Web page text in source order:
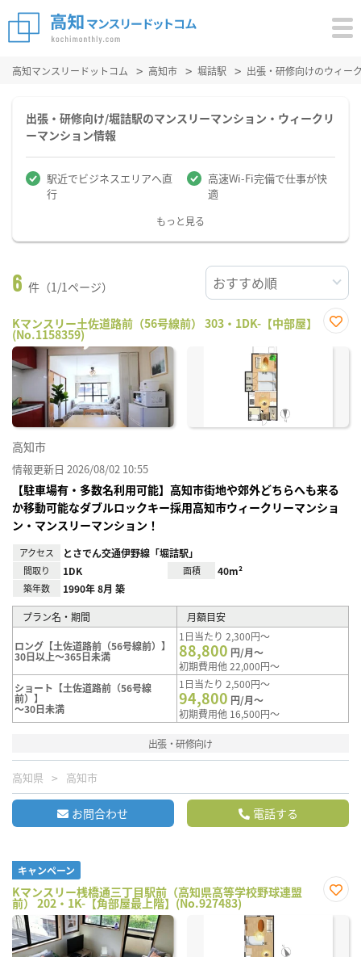
高知マンスリードットコム 高知市 堀詰駅 出張・研修向けのウィー
出張・研修向け/堀詰駅のマンスリーマンション・ウィークリ
ーマンション情報
駅近でビジネスエリアへ直
行
高速Wi-Fi完備で仕事が快
適
もっと見る
6 件（1/1ページ）
Kマンスリー土佐道路前（56号線前） 303・1DK-【中部屋】
(No.1158359)
に入
高知市
情報更新日 2026/08/02 10:55
【駐車場有・多数名利用可能】高知市街地や郊外どちらへも来る
か移動可能なダブルロックキー採用高知市ウィークリーマンショ
ン・マンスリーマンション！
アクセス とさでん交通伊野線「堀詰駅」
間取り 1DK 面積 40m²
築年数 1990年 8月 築
プラン名・期間 月額目安
ロング【土佐道路前（56号線前）】
30日以上～365日未満
1日当たり 2,300円～
88,800 円/月～
初期費用他 22,000円～
ショート【土佐道路前（56号線
前）】
～30日未満
1日当たり 2,500円～
94,800 円/月～
初期費用他 16,500円～
出張・研修向け
高知県 高知市
お問合わせ 電話する
キャンペーン
Kマンスリー桟橋通三丁目駅前（高知県高等学校野球連盟
前） 202・1K-【角部屋最上階】(No.927483)
に入